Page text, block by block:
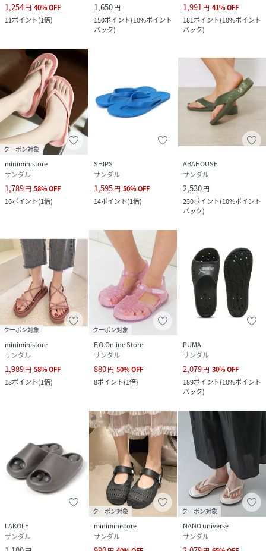
1,254円 40%OFF
11ポイント(1倍)
1,650円
150ポイント(10%ポイント
バック)
1,991円 41%OFF
181ポイント(10%ポイント
バック)
クーポン対象
miniministore
サンダル
1,789円 58%OFF
16ポイント(1倍)
SHIPS
サンダル
1,595円 50%OFF
14ポイント(1倍)
ABAHOUSE
サンダル
2,530円
230ポイント(10%ポイント
バック)
クーポン対象
miniministore
サンダル
1,989円 58%OFF
18ポイント(1倍)
クーポン対象
F.O.Online Store
サンダル
880円 50%OFF
8ポイント(1倍)
PUMA
サンダル
2,079円 30%OFF
189ポイント(10%ポイント
バック)
LAKOLE
サンダル
クーポン対象
miniministore
サンダル
クーポン対象
NANO universe
サンダル